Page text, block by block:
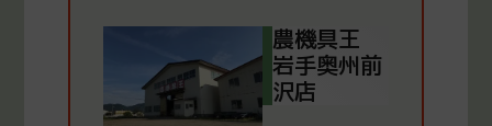
農機具王
岩手奥州前
沢店